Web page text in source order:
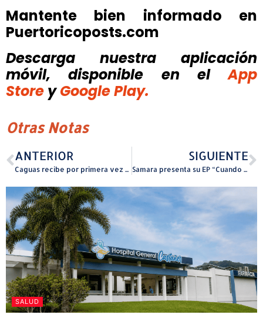
Mantente bien informado en
Puertoricoposts.com
Descarga nuestra aplicación
móvil, disponible
en el
App
Store y Google Play.
Otras Notas
ANTERIOR
Caguas recibe por primera vez visitantes del crucero Disney Destiny como parte del tour “Taste of Puerto Rico”
SIGUIENTE
Samara presenta su EP “Cuando todo acaba”
SALUD